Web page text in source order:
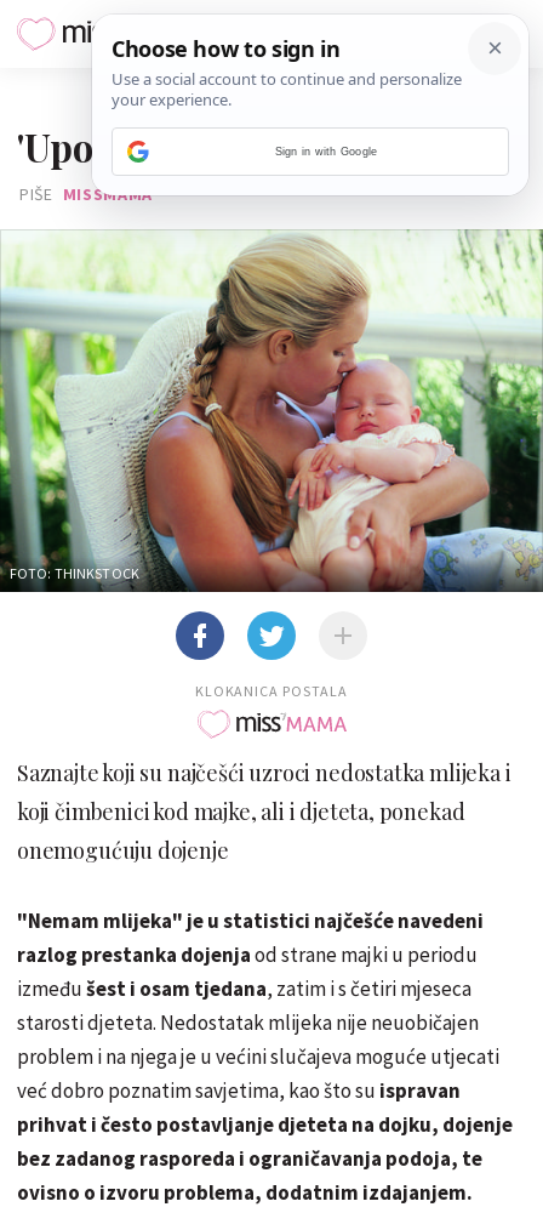
'Upomoć, nemam mlijeka!'
PIŠE MISSMAMA
FOTO: THINKSTOCK
KLOKANICA POSTALA
Saznajte koji su najčešći uzroci nedostatka mlijeka i
koji čimbenici kod majke, ali i djeteta, ponekad
onemogućuju dojenje
"Nemam mlijeka" je u statistici najčešće navedeni
razlog prestanka dojenjaod strane majki u periodu
izmeđušest i osam tjedana, zatim i s četiri mjeseca
starosti djeteta. Nedostatak mlijeka nije neuobičajen
problem i na njega je u većini slučajeva moguće utjecati
već dobro poznatim savjetima, kao što su ispravan
prihvat i često postavljanje djeteta na dojku, dojenje
bez zadanog rasporeda i ograničavanja podoja, te
ovisno o izvoru problema, dodatnim izdajanjem.
Sign in with Google